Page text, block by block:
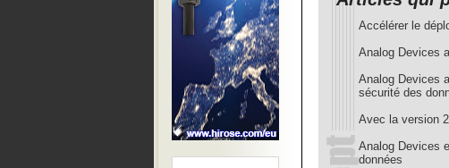
Accélérer le
Analog Devices
Analog Devices
sécurité des
Avec la version
Analog Devices
données